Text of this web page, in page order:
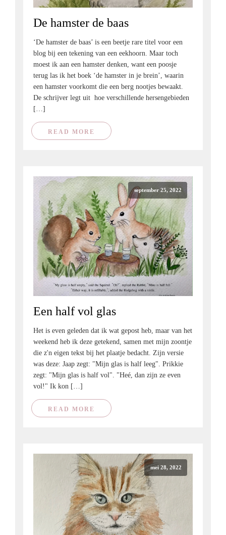
De hamster de baas
‘De hamster de baas’ is een beetje rare titel voor een
blog bij een tekening van een eekhoorn. Maar toch
moest ik aan een hamster denken, want een poosje
terug las ik het boek ‘de hamster in je brein’, waarin
een hamster voorkomt die een berg nootjes bewaakt.
De schrijver legt uit hoe verschillende hersengebieden
[…]
READ MORE
september 25, 2022
Een half vol glas
Het is even geleden dat ik wat gepost heb, maar van het
weekend heb ik deze getekend, samen met mijn zoontje
die z'n eigen tekst bij het plaatje bedacht. Zijn versie
was deze: Jaap zegt: "Mijn glas is half leeg". Prikkie
zegt: "Mijn glas is half vol". "Heé, dan zijn ze even
vol!" Ik kon […]
READ MORE
mei 28, 2022